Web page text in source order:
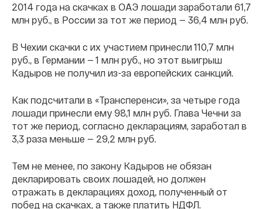
2014 года на скачках в ОАЭ лошади заработали 61,7
млн руб., в России за тот же период — 36,4 млн руб.
В Чехии скачки с их участием принесли 110,7 млн
руб., в Германии — 1 млн руб., но этот выигрыш
Кадыров не получил из-за европейских санкций.
Как подсчитали в «Трансперенси», за четыре года
лошади принесли ему 98,1 млн руб. Глава Чечни за
тот же период, согласно декларациям, заработал в
3,3 раза меньше — 29,2 млн руб.
Тем не менее, по закону Кадыров не обязан
декларировать своих лошадей, но должен
отражать в декларациях доход, полученный от
побед на скачках, а также платить НДФЛ.